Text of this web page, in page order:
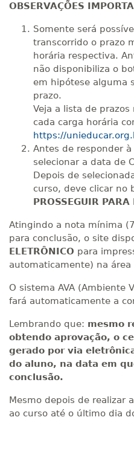
OBSERVAÇÕES
Somente será
transcorrido o prazo
horária respectiva.
não disponibiliza o
em hipótese alguma
prazo.
Veja a lista de
cada carga horária
https://
Antes de responder
selecionar a data de
Depois de
curso, deve clicar no
PROSSEGUIR
Atingindo a nota mínima
para conclusão, o site
ELETRÔNICO para
automaticamente) na área
O sistema AVA (Ambiente
fará automaticamente a
Lembrando que: mesmo
obtendo aprovação, o
gerado por via
do aluno, na data em
conclusão.
Mesmo depois de realizar
ao curso até o último dia